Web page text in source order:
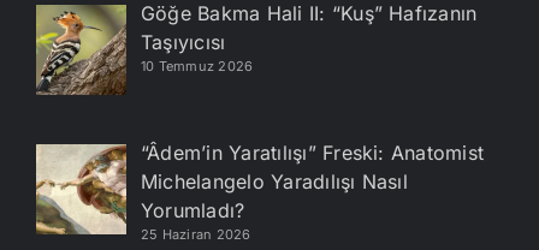
Göğe Bakma Hali II: “Kuş” Hafızanın
Taşıyıcısı
10 Temmuz 2026
“Âdem’in Yaratılışı” Freski: Anatomist
Michelangelo Yaradılışı Nasıl
Yorumladı?
25 Haziran 2026